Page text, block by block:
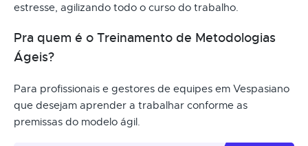
estresse, agilizando todo o curso do trabalho.
Pra quem é o Treinamento de Metodologias
Ágeis?
Para profissionais e gestores de equipes em Vespasiano
que desejam aprender a trabalhar conforme as
premissas do modelo ágil.